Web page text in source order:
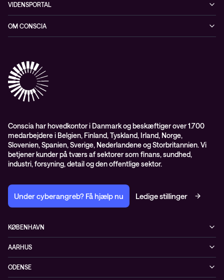
Netværk
Datacenter & Cloud
Observability
Conscia Managed Services
Conscia Services
VIDENSPORTAL
Events
Videoer
Whitepapers
OM CONSCIA
Partnere
Presserum
ISO certifikater
Proces for kundeklager
Salgs- og leveringsbetingelser
Selskabsoplysninger og SKI-rammeaftale
Conscia har hovedkontor i Danmark og beskæftiger over 1.700
medarbejdere i Belgien, Finland, Tyskland, Irland, Norge,
Slovenien, Spanien, Sverige, Nederlandene og Storbritannien. Vi
betjener kunder på tværs af sektorer som finans, sundhed,
industri, forsyning, detail og den offentlige sektor.
Under cyberangreb? Få hjælp nu Ledige stillinger
KØBENHAVN
2100 København Ø
+45 70207780
AARHUS
8230 Åbyhøj
ODENSE